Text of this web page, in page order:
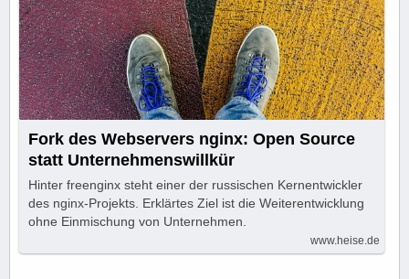
Fork des Webservers nginx: Open Source
statt Unternehmenswillkür
Hinter freenginx steht einer der russischen Kernentwickler
des nginx-Projekts. Erklärtes Ziel ist die Weiterentwicklung
ohne Einmischung von Unternehmen.
www.heise.de